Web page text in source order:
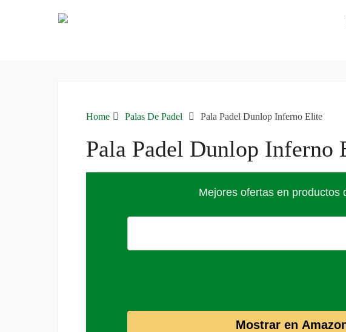
Home Palas De Padel Pala Padel Dunlop Inferno Elite
Pala Padel Dunlop Inferno
Mejores ofertas en productos
Mostrar en